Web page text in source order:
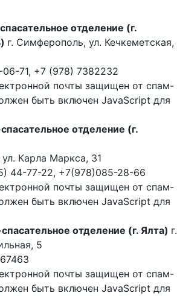
отделение (г.
г. Симферополь, ул. Кечкеметская,
71, +7 (978) 7382232
почты защищен от спам-
быть включен JavaScript для
отделение (г.
Карла Маркса, 31
44-77-22, +7(978)085-28-66
почты защищен от спам-
быть включен JavaScript для
отделение (г. Ялта) г.
5
почты защищен от спам-
быть включен JavaScript для